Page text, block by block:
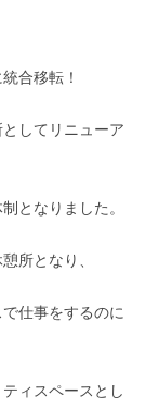
合移転！
してリニューア
となりました。
所となり、
仕事をするのに
ィスペースとし